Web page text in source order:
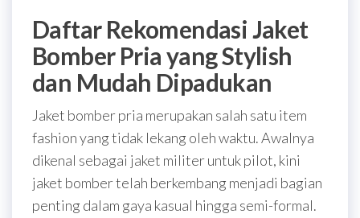
Daftar Rekomendasi Jaket
Bomber Pria yang Stylish
dan Mudah Dipadukan
Jaket bomber pria merupakan salah satu item
fashion yang tidak lekang oleh waktu. Awalnya
dikenal sebagai jaket militer untuk pilot, kini
jaket bomber telah berkembang menjadi bagian
penting dalam gaya kasual hingga semi-formal.